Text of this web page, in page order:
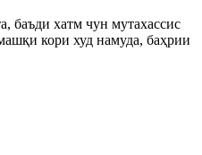
баъди хатм чун мутахассис
кори худ намуда, баҳрии